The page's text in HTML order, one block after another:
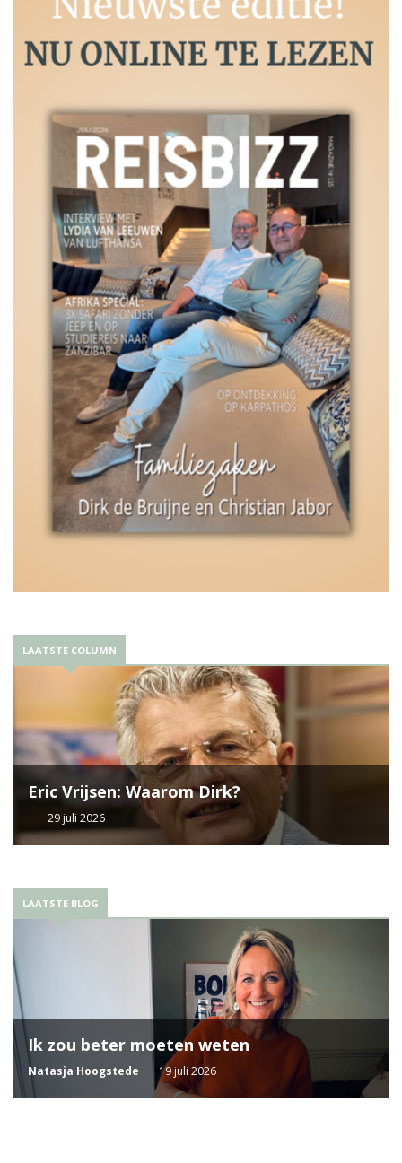
LAATSTE COLUMN
Eric Vrijsen: Waarom Dirk?
29 juli 2026
LAATSTE BLOG
Ik zou beter moeten weten
Natasja Hoogstede 19 juli 2026